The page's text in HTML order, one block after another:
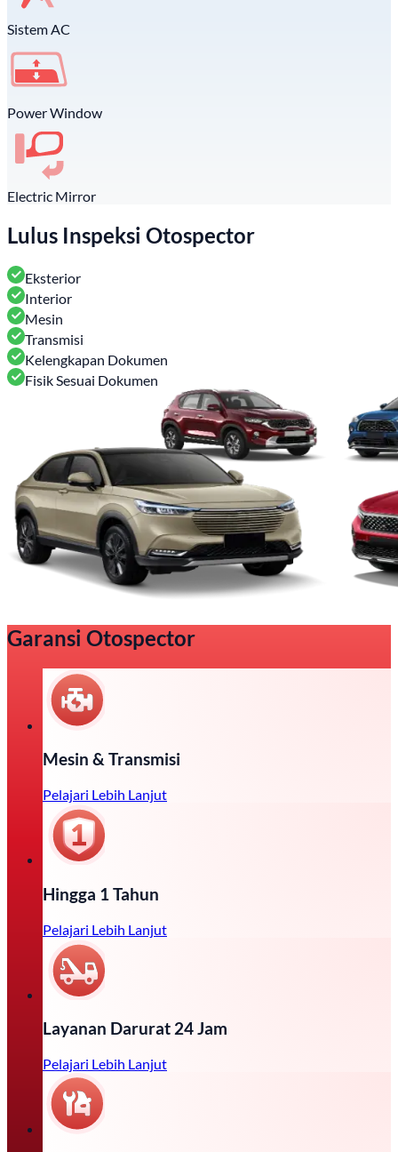
Sistem AC
Power Window
Electric Mirror
Lulus Inspeksi Otospector
Eksterior
Interior
Mesin
Transmisi
Kelengkapan Dokumen
Fisik Sesuai Dokumen
Garansi Otospector
Mesin & Transmisi
Pelajari Lebih Lanjut
Hingga 1 Tahun
Pelajari Lebih Lanjut
Layanan Darurat 24 Jam
Pelajari Lebih Lanjut